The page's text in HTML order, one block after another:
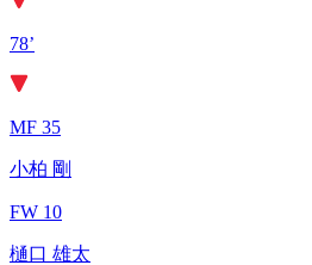
78’
MF 35
小柏 剛
FW 10
樋口 雄太